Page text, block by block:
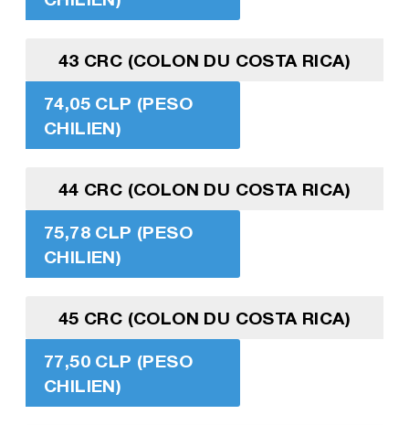
43 CRC (COLON DU COSTA RICA)
74,05 CLP (PESO
CHILIEN)
44 CRC (COLON DU COSTA RICA)
75,78 CLP (PESO
CHILIEN)
45 CRC (COLON DU COSTA RICA)
77,50 CLP (PESO
CHILIEN)